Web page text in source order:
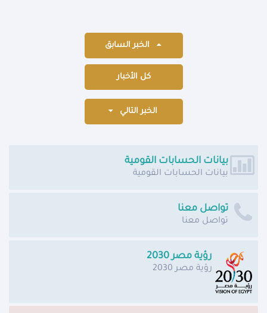
الخبر السابق
كل الأخبار
الخبر التالي
بيانات الحسابات القومية
بيانات الحسابات القومية
تواصل معنا
تواصل معنا
رؤية مصر 2030
رؤية مصر 2030